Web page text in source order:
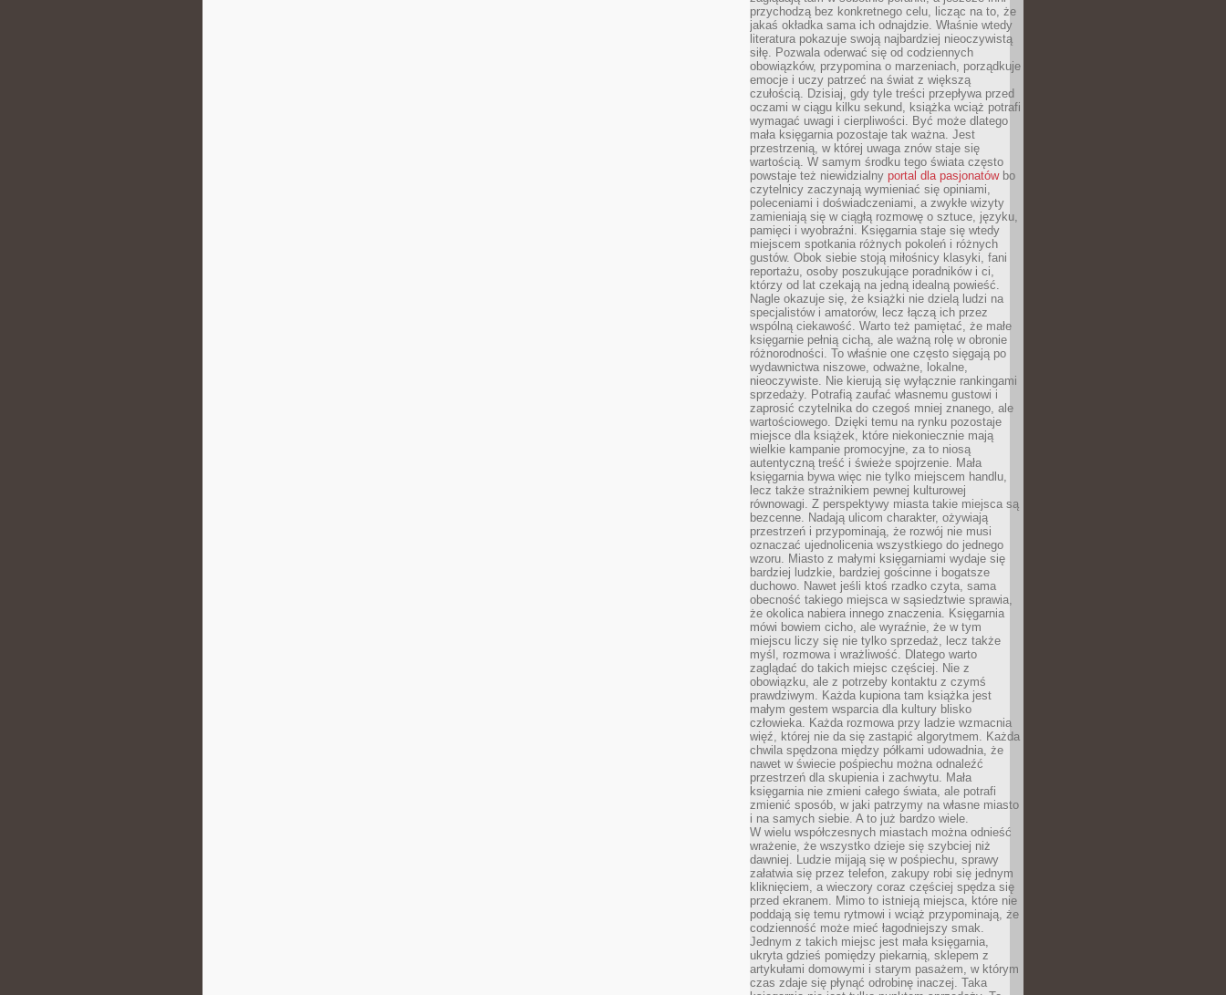
przychodzą bez konkretnego celu, licząc na to, że
jakaś okładka sama ich odnajdzie. Właśnie wtedy
literatura pokazuje swoją najbardziej nieoczywistą
siłę. Pozwala oderwać się od codziennych
obowiązków, przypomina o marzeniach, porządkuje
emocje i uczy patrzeć na świat z większą
czułością. Dzisiaj, gdy tyle treści przepływa przed
oczami w ciągu kilku sekund, książka wciąż potrafi
wymagać uwagi i cierpliwości. Być może dlatego
mała księgarnia pozostaje tak ważna. Jest
przestrzenią, w której uwaga znów staje się
wartością. W samym środku tego świata często
powstaje też niewidzialny portal dla pasjonatówbo
czytelnicy zaczynają wymieniać się opiniami,
poleceniami i doświadczeniami, a zwykłe wizyty
zamieniają się w ciągłą rozmowę o sztuce, języku,
pamięci i wyobraźni. Księgarnia staje się wtedy
miejscem spotkania różnych pokoleń i różnych
gustów. Obok siebie stoją miłośnicy klasyki, fani
reportażu, osoby poszukujące poradników i ci,
którzy od lat czekają na jedną idealną powieść.
Nagle okazuje się, że książki nie dzielą ludzi na
specjalistów i amatorów, lecz łączą ich przez
wspólną ciekawość. Warto też pamiętać, że małe
księgarnie pełnią cichą, ale ważną rolę w obronie
różnorodności. To właśnie one często sięgają po
wydawnictwa niszowe, odważne, lokalne,
nieoczywiste. Nie kierują się wyłącznie rankingami
sprzedaży. Potrafią zaufać własnemu gustowi i
zaprosić czytelnika do czegoś mniej znanego, ale
wartościowego. Dzięki temu na rynku pozostaje
miejsce dla książek, które niekoniecznie mają
wielkie kampanie promocyjne, za to niosą
autentyczną treść i świeże spojrzenie. Mała
księgarnia bywa więc nie tylko miejscem handlu,
lecz także strażnikiem pewnej kulturowej
równowagi. Z perspektywy miasta takie miejsca są
bezcenne. Nadają ulicom charakter, ożywiają
przestrzeń i przypominają, że rozwój nie musi
oznaczać ujednolicenia wszystkiego do jednego
wzoru. Miasto z małymi księgarniami wydaje się
bardziej ludzkie, bardziej gościnne i bogatsze
duchowo. Nawet jeśli ktoś rzadko czyta, sama
obecność takiego miejsca w sąsiedztwie sprawia,
że okolica nabiera innego znaczenia. Księgarnia
mówi bowiem cicho, ale wyraźnie, że w tym
miejscu liczy się nie tylko sprzedaż, lecz także
myśl, rozmowa i wrażliwość. Dlatego warto
zaglądać do takich miejsc częściej. Nie z
obowiązku, ale z potrzeby kontaktu z czymś
prawdziwym. Każda kupiona tam książka jest
małym gestem wsparcia dla kultury blisko
człowieka. Każda rozmowa przy ladzie wzmacnia
więź, której nie da się zastąpić algorytmem. Każda
chwila spędzona między półkami udowadnia, że
nawet w świecie pośpiechu można odnaleźć
przestrzeń dla skupienia i zachwytu. Mała
księgarnia nie zmieni całego świata, ale potrafi
zmienić sposób, w jaki patrzymy na własne miasto
i na samych siebie. A to już bardzo wiele.
W wielu współczesnych miastach można odnieść
wrażenie, że wszystko dzieje się szybciej niż
dawniej. Ludzie mijają się w pośpiechu, sprawy
załatwia się przez telefon, zakupy robi się jednym
kliknięciem, a wieczory coraz częściej spędza się
przed ekranem. Mimo to istnieją miejsca, które nie
poddają się temu rytmowi i wciąż przypominają, że
codzienność może mieć łagodniejszy smak.
Jednym z takich miejsc jest mała księgarnia,
ukryta gdzieś pomiędzy piekarnią, sklepem z
artykułami domowymi i starym pasażem, w którym
czas zdaje się płynąć odrobinę inaczej. Taka